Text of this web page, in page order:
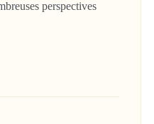
perspectives